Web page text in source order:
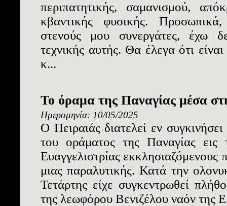
περιπατητικής, σαμανισμού,
κβαντικής φυσικής.
στενούς μου συνεργάτες, έχω
τεχνικής αυτής. Θα έλεγα ότι
κ...
Το όραμα της Παναγίας μέσα
Ημερομηνία: 10/05/2025
Ο Πειραιάς διατελεί εν
του οράματος της Παναγίας
Ευαγγελιστρίας εκκλησιαζόμενους
μιας παραλυτικής. Κατά την
Τετάρτης είχε συγκεντρωθεί
της λεωφόρου Βενιζέλου ναόν της